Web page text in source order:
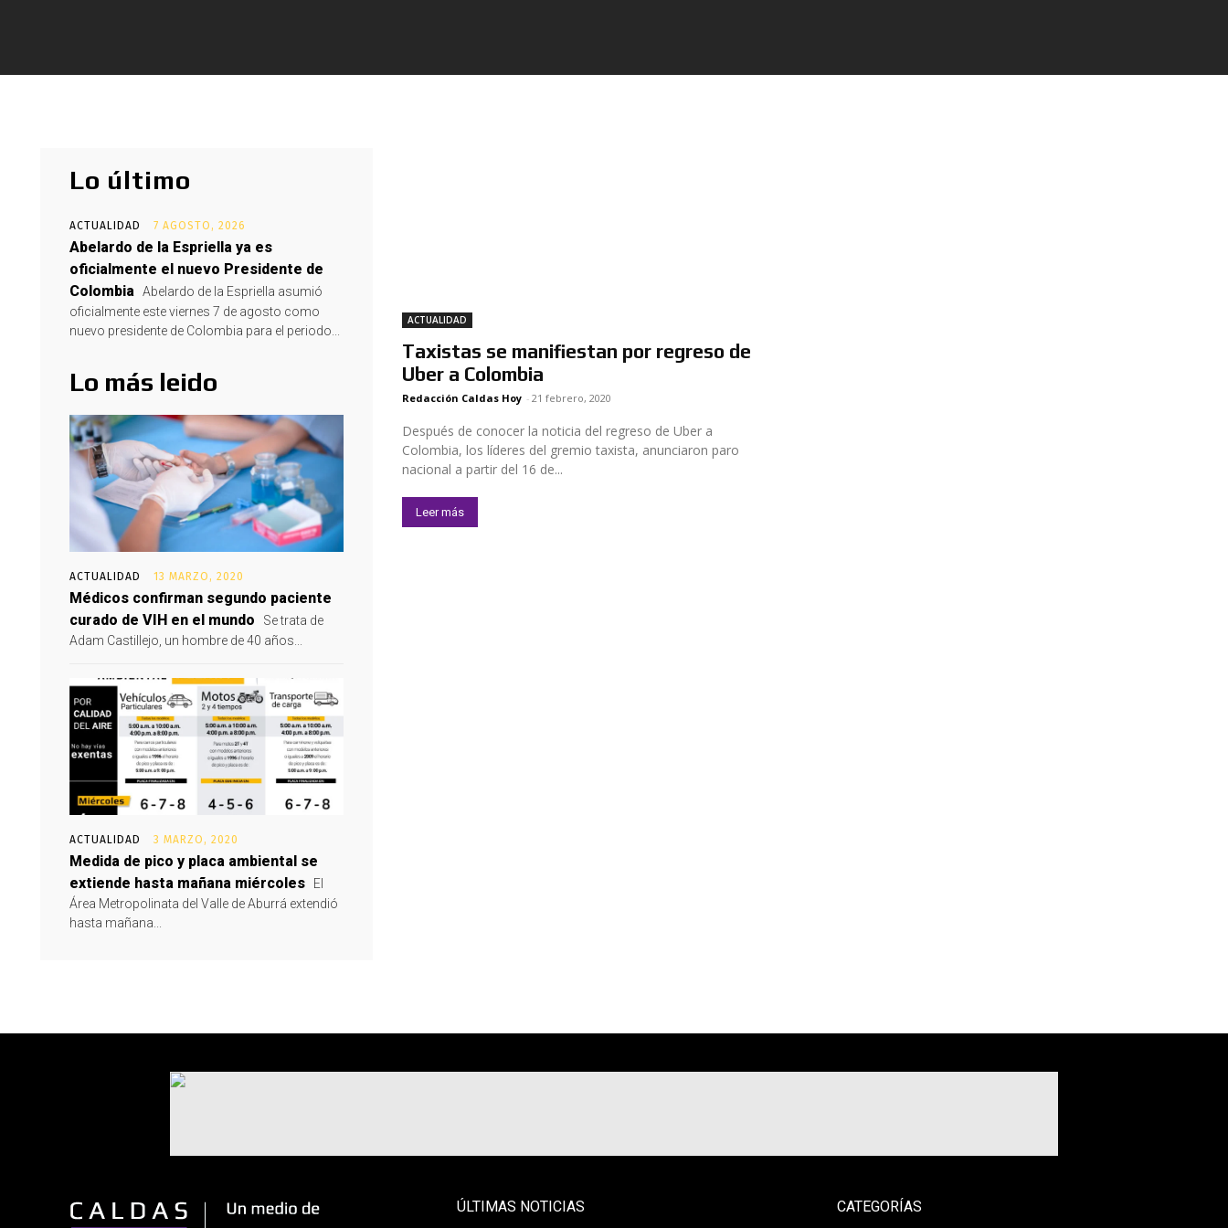
Lo último
ACTUALIDAD 7 AGOSTO, 2026
Abelardo de la Espriella ya es
oficialmente el nuevo Presidente de
Colombia Abelardo de la Espriella asumió
oficialmente este viernes 7 de agosto como
nuevo presidente de Colombia para el periodo...
Lo más leido
ACTUALIDAD 13 MARZO, 2020
Médicos confirman segundo paciente
curado de VIH en el mundo
Se trata de
Adam Castillejo, un hombre de 40 años...
ACTUALIDAD 3 MARZO, 2020
Medida de pico y placa ambiental se
extiende hasta mañana miércoles
El
Área Metropolinata del Valle de Aburrá extendió
hasta mañana...
ACTUALIDAD
Taxistas se manifiestan por regreso de
Uber a Colombia
Redacción Caldas Hoy - 21 febrero, 2020
Después de conocer la noticia del regreso de Uber a
Colombia, los líderes del gremio taxista, anunciaron paro
nacional a partir del 16 de...
Leer más
ÚLTIMAS NOTICIAS CATEGORÍAS